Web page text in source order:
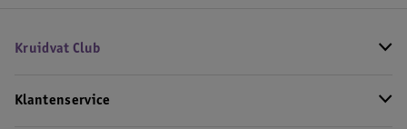
Kruidvat Club
Klantenservice